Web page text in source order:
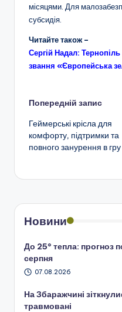
місяцями. Для
субсидія.
Читайте також –
Сергій Надал:
звання «Європейська
Навігація
по
запису
Попередній запис
Геймерські крісла для
комфорту, підтримки та
повного занурення в гру
Новини
До 25° тепла: прогноз
серпня
07.08.2026
На Збаражчині
травмовані